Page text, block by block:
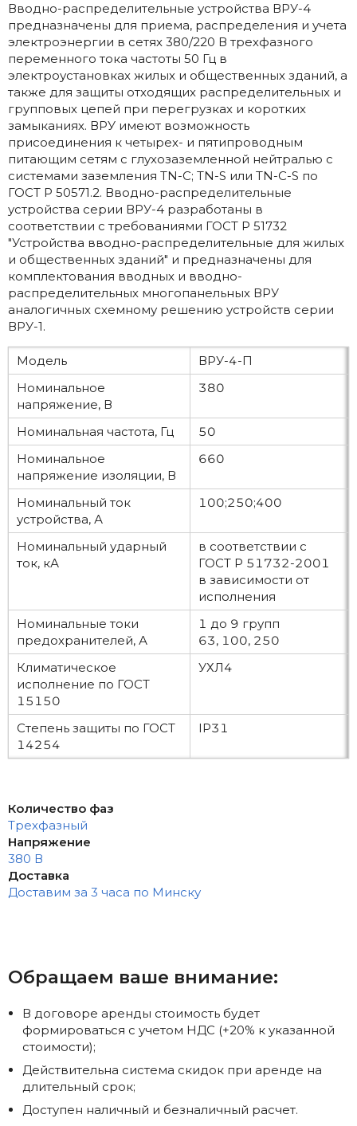
Вводно-распределительные устройства ВРУ-4
предназначены для приема, распределения и учета
электроэнергии в сетях 380/220 В трехфазного
переменного тока частоты 50 Гц в
электроустановках жилых и общественных зданий, а
также для защиты отходящих распределительных и
групповых цепей при перегрузках и коротких
замыканиях. ВРУ имеют возможность
присоединения к четырех- и пятипроводным
питающим сетям с глухозаземленной нейтралью с
системами заземления TN-C; TN-S или TN-C-S по
ГОСТ Р 50571.2. Вводно-распределительные
устройства серии ВРУ-4 разработаны в
соответствии с требованиями ГОСТ Р 51732
"Устройства вводно-распределительные для жилых
и общественных зданий" и предназначены для
комплектования вводных и вводно-
распределительных многопанельных ВРУ
аналогичных схемному решению устройств серии
ВРУ-1.
Модель
ВРУ-4-П
Номинальное
напряжение, В
380
Номинальная частота, Гц
50
Номинальное
напряжение изоляции, В
660
Номинальный ток
устройства, А
100;250;400
Номинальный ударный
ток, кА
в соответствии с
ГОСТ Р 51732-2001
в зависимости от
исполнения
Номинальные токи
предохранителей, А
1 до 9 групп
63, 100, 250
Климатическое
исполнение по ГОСТ
15150
УХЛ4
Степень защиты по ГОСТ
14254
IP31
Количество фаз
Трехфазный
Напряжение
380 В
Доставка
Доставим за 3 часа по Минску
Обращаем ваше внимание:
В договоре аренды стоимость будет
формироваться с учетом НДС (+20% к указанной
стоимости);
Действительна система скидок при аренде на
длительный срок;
Доступен наличный и безналичный расчет.